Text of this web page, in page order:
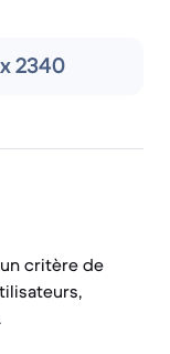
2340
critère de